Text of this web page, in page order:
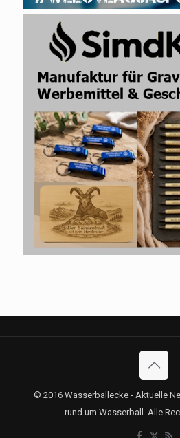
© 2016 Wasserballecke - Aktuelle
rund um Wasserball. Alle